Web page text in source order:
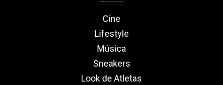
Cine
Lifestyle
Música
Sneakers
Look de Atletas